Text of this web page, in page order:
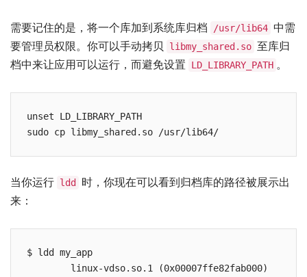
需要记住的是，将一个库加到系统库归档 /usr/lib64 中需
要管理员权限。你可以手动拷贝
libmy_shared.so 至库归
档中来让应用可以运行，而避免设置
LD_LIBRARY_PATH 。
unset LD_LIBRARY_PATH
当你运行 ldd
时，你现在可以看到归档库的路径被展示出
来：
$ ldd my_app
        linux-vdso.so.1 (0x00007ffe82fab000)